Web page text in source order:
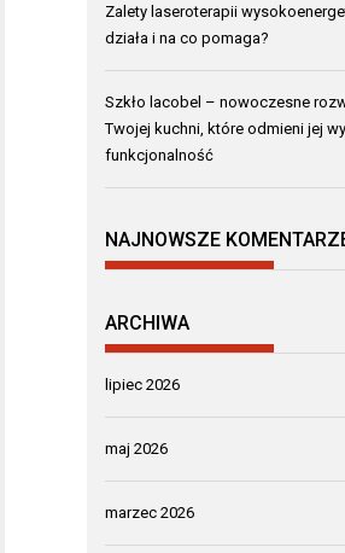
Zalety laseroterapii
działa i na co pomaga?
Szkło lacobel – nowoczesne
Twojej kuchni, które odmieni jej
funkcjonalność
NAJNOWSZE
ARCHIWA
lipiec 2026
maj 2026
marzec 2026